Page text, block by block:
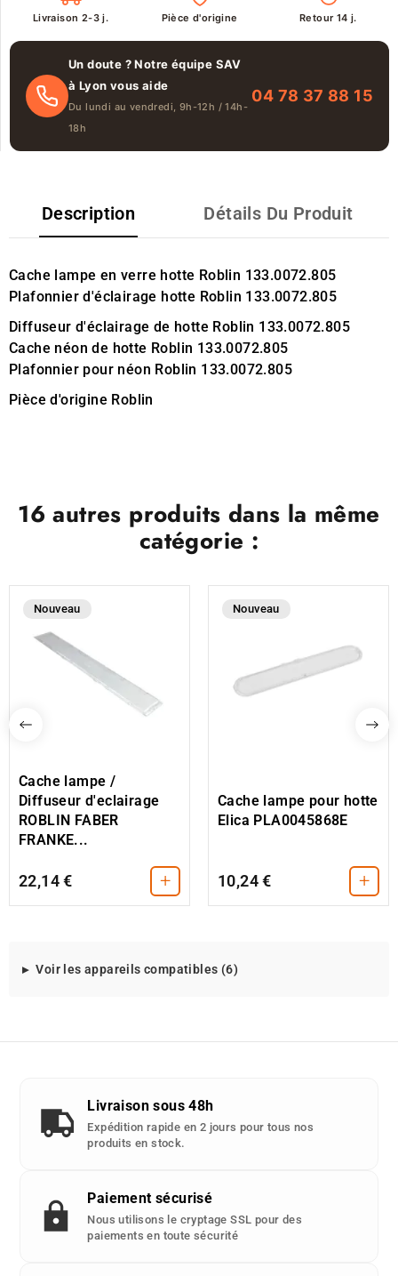
Livraison 2-3 j. Pièce d'origine Retour 14 j.
Un doute ? Notre équipe SAV
à Lyon vous aide
Du lundi au vendredi, 9h-12h / 14h-
18h
04 78 37 88 15
Description Détails Du Produit
Cache lampe en verre hotte Roblin 133.0072.805
Plafonnier d'éclairage hotte Roblin 133.0072.805
Diffuseur d'éclairage de hotte Roblin 133.0072.805
Cache néon de hotte Roblin 133.0072.805
Plafonnier pour néon Roblin 133.0072.805
Pièce d'origine Roblin
16 autres produits dans la même
catégorie :
Nouveau
Cache lampe /
Diffuseur d'eclairage
ROBLIN FABER
FRANKE...
22,14 € +
Nouveau
Cache lampe pour hotte
Elica PLA0045868E
10,24 € +
Modeles
Voir les appareils compatibles (6)
Livraison sous 48h
Expédition rapide en 2 jours pour tous nos
produits en stock.
Paiement sécurisé
Nous utilisons le cryptage SSL pour des
paiements en toute sécurité